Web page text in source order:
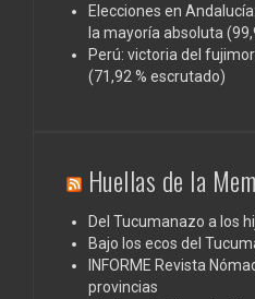
Elecciones en
la mayoría absoluta
Perú: victoria del
(71,92 % escrutado)
Huellas de la
Del Tucumanazo a los
Bajo los ecos del
INFORME Revista
provincias